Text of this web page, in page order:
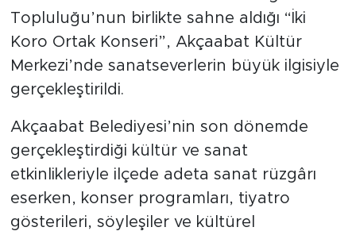
Topluluğu’nun birlikte sahne aldığı “İki
Koro Ortak Konseri”, Akçaabat Kültür
Merkezi’nde sanatseverlerin büyük ilgisiyle
gerçekleştirildi.
Akçaabat Belediyesi’nin son dönemde
gerçekleştirdiği kültür ve sanat
etkinlikleriyle ilçede adeta sanat rüzgârı
eserken, konser programları, tiyatro
gösterileri, söyleşiler ve kültürel